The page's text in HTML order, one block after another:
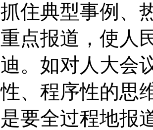
抓住典型事例、
重点报道，使人
迪。如对人大会
性、程序性的思
是要全过程地报